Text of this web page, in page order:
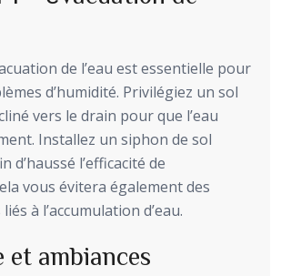
de l’eau est essentielle pour
d’humidité. Privilégiez un sol
vers le drain pour que l’eau
Installez un siphon de sol
d’haussé l’efficacité de
vous évitera également des
à l’accumulation d’eau.
et ambiances